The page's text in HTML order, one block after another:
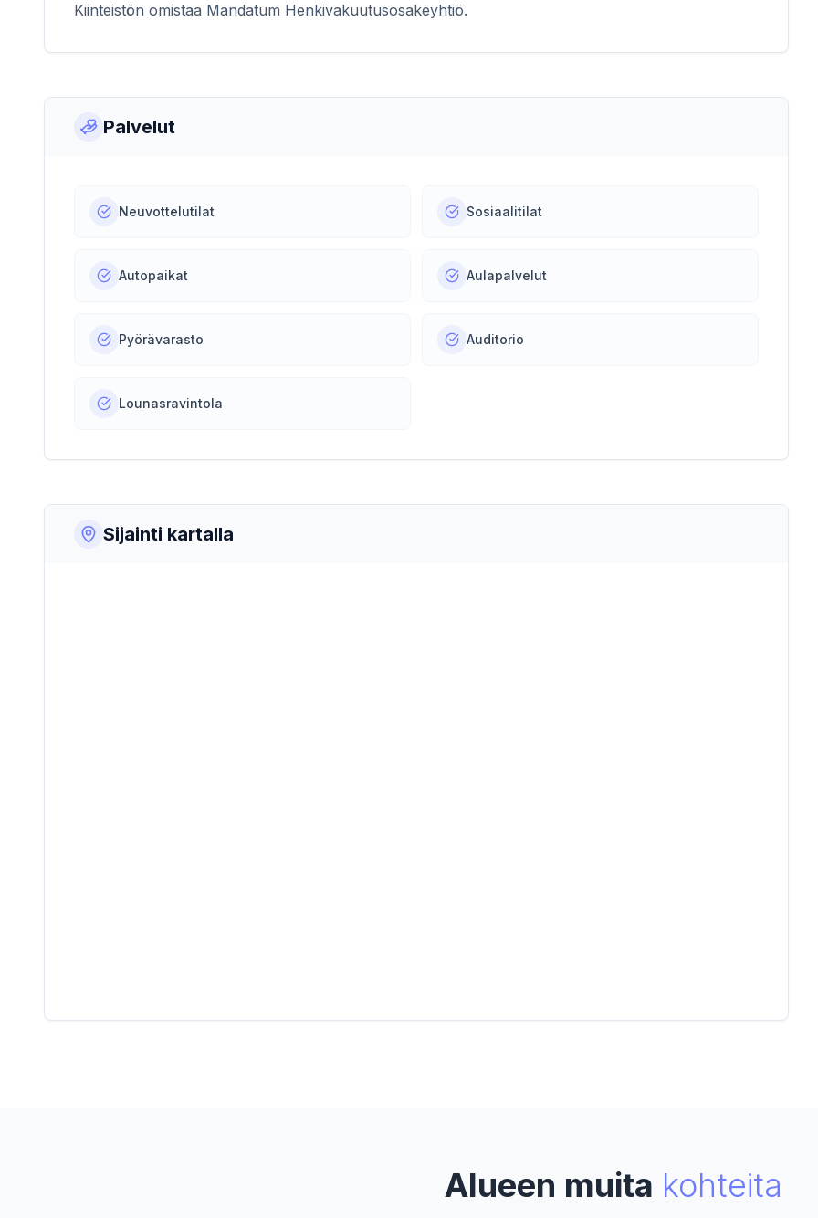
Kiinteistön omistaa Mandatum Henkivakuutusosakeyhtiö.
Palvelut
Neuvottelutilat Sosiaalitilat
Autopaikat Aulapalvelut
Pyörävarasto Auditorio
Lounasravintola
Sijainti kartalla
Alueen muita kohteita